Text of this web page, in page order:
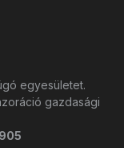
egyesületet.
gazdasági